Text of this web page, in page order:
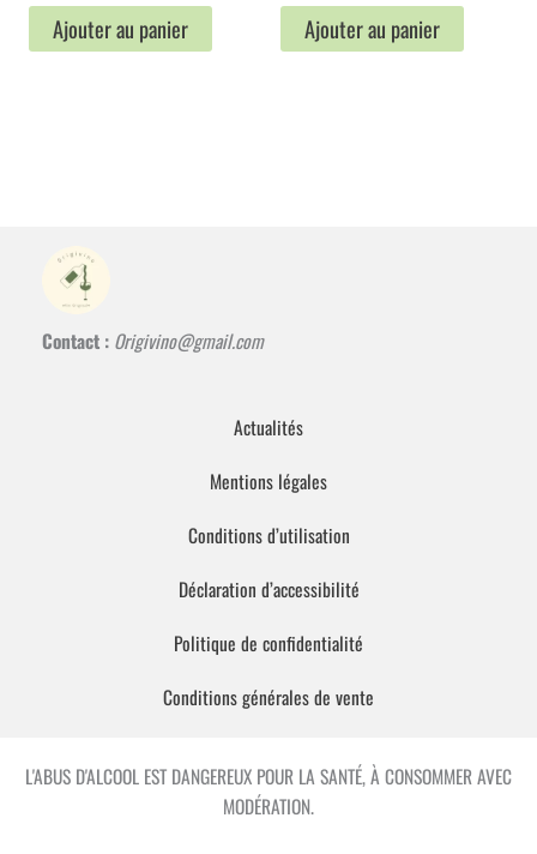
Ajouter au panier Ajouter au panier
Contact : Origivino@gmail.com
Actualités
Mentions légales
Conditions d’utilisation
Déclaration d’accessibilité
Politique de confidentialité
Conditions générales de vente
L'ABUS D'ALCOOL EST DANGEREUX POUR LA SANTÉ, À CONSOMMER AVEC
MODÉRATION.